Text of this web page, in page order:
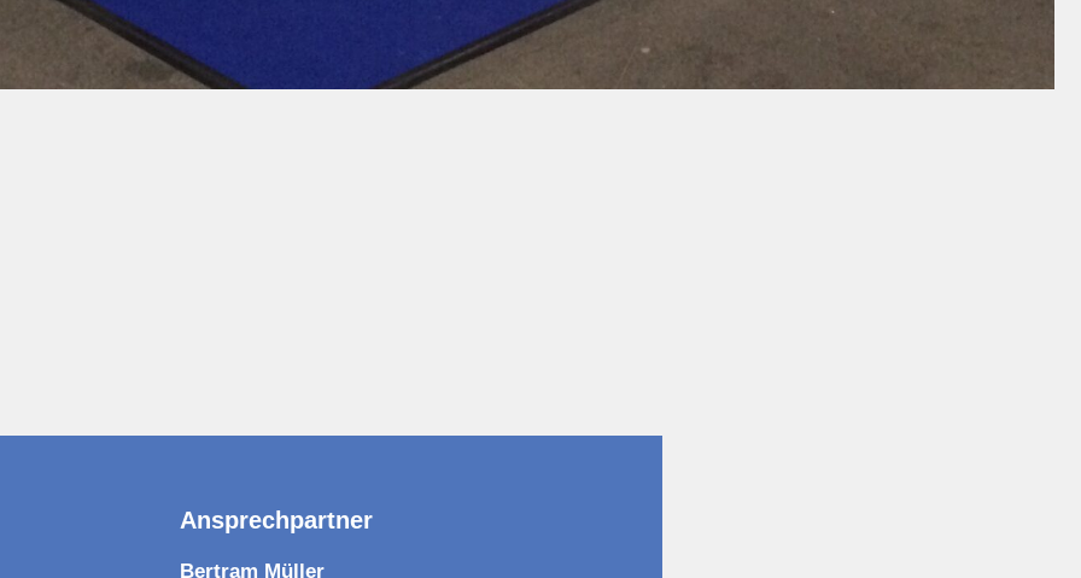
Ansprechpartner
Bertram Müller